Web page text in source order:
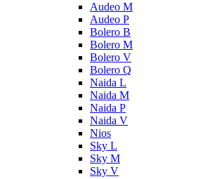
Audeo М
Audeo P
Bolero B
Bolero M
Bolero V
Bolero Q
Naida L
Naida M
Naida P
Naida V
Nios
Sky L
Sky M
Sky V